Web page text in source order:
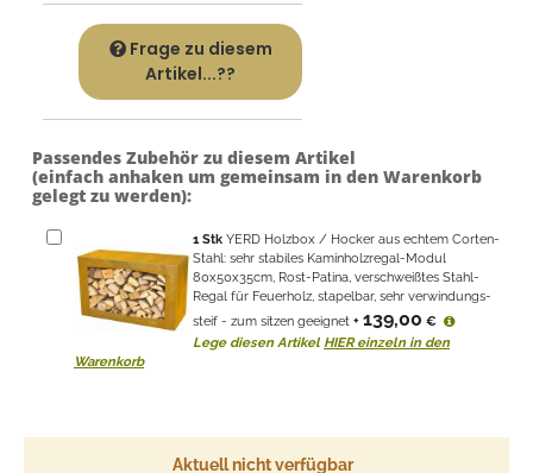
Frage zu diesem
Artikel...??
Passendes Zubehör zu diesem Artikel
(einfach anhaken um gemeinsam in den Warenkorb
gelegt zu werden):
1Stk YERD Holzbox / Hocker aus echtem Corten-
Stahl: sehr stabiles Kaminholzregal-Modul
80x50x35cm, Rost-Patina, verschweißtes Stahl-
Regal für Feuerholz, stapelbar, sehr verwindungs-
steif - zum sitzen geeignet + 139,00 €
Lege diesen Artikel HIER einzeln in den
Warenkorb
Aktuell nicht verfügbar